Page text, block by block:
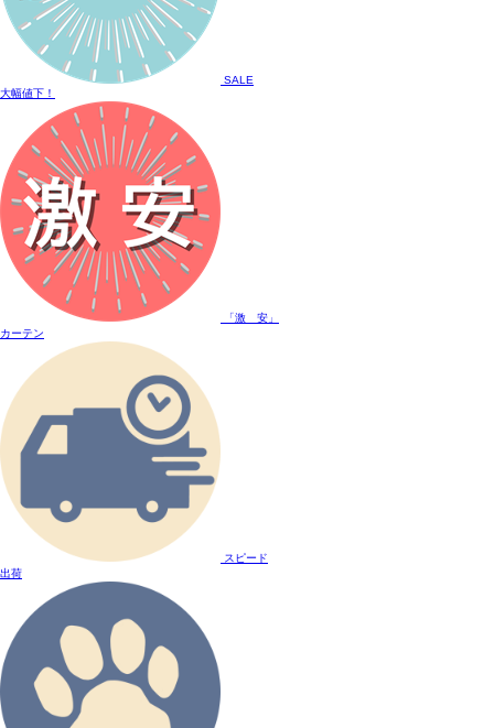
SALE
大幅値下！
「激 安」
カーテン
スピード
出荷